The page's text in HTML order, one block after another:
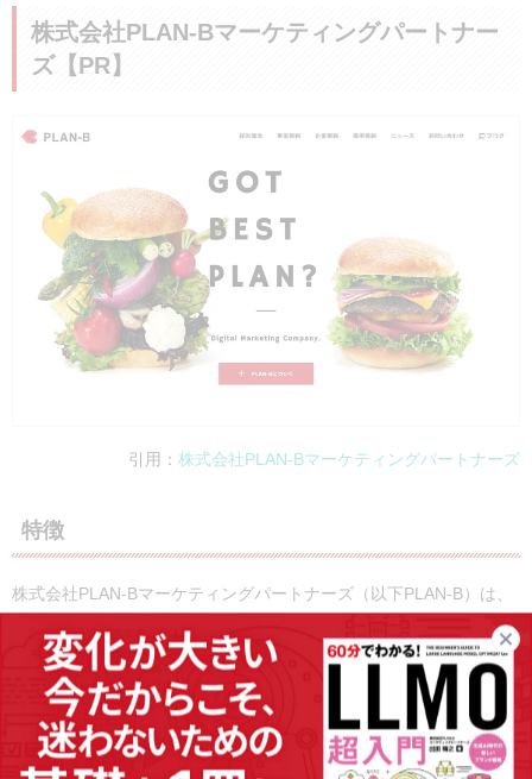
株式会社PLAN-Bマーケティングパートナー
ズ【PR】
引用： 株式会社PLAN-Bマーケティングパートナーズ
特徴
株式会社PLAN-Bマーケティングパートナーズ（以下PLAN-B）は、
SEO事業やインターネット広告事業などに強みを持つWebマーケテ
ィング会社です。特にSEO事業歴は19年以上で、サービス継続率
95.3％※ の実績があります。
市場分析・競合分析・自社分析に基づいた戦略設計に強みがあり、
SEO/LLMOコンサルティングやSEO記事制作、 Webサイト制作、